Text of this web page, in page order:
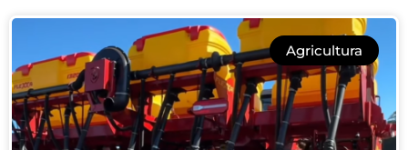
Agricultura